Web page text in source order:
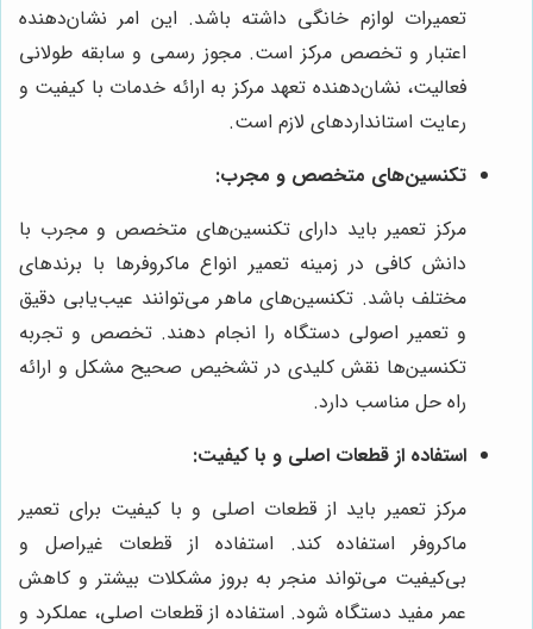
تعمیرات لوازم خانگی داشته باشد. این امر نشان‌دهنده
اعتبار و تخصص مرکز است. مجوز رسمی و سابقه طولانی
فعالیت، نشان‌دهنده تعهد مرکز به ارائه خدمات با کیفیت و
رعایت استانداردهای لازم است.
تکنسین‌های متخصص و مجرب:
مرکز تعمیر باید دارای تکنسین‌های متخصص و مجرب با
دانش کافی در زمینه تعمیر انواع ماکروفرها با برندهای
مختلف باشد. تکنسین‌های ماهر می‌توانند عیب‌یابی دقیق
و تعمیر اصولی دستگاه را انجام دهند. تخصص و تجربه
تکنسین‌ها نقش کلیدی در تشخیص صحیح مشکل و ارائه
راه حل مناسب دارد.
استفاده از قطعات اصلی و با کیفیت:
مرکز تعمیر باید از قطعات اصلی و با کیفیت برای تعمیر
ماکروفر استفاده کند. استفاده از قطعات غیراصل و
بی‌کیفیت می‌تواند منجر به بروز مشکلات بیشتر و کاهش
عمر مفید دستگاه شود. استفاده از قطعات اصلی، عملکرد و